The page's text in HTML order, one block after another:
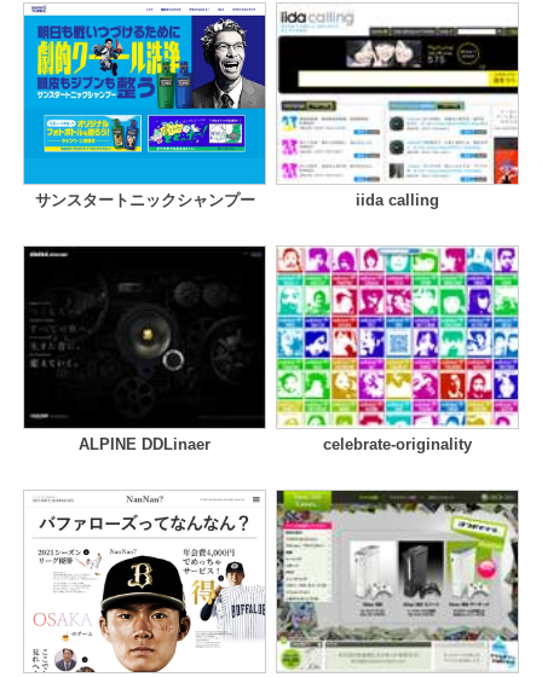
サンスタートニックシャンプー iida calling
ALPINE DDLinaer celebrate-originality